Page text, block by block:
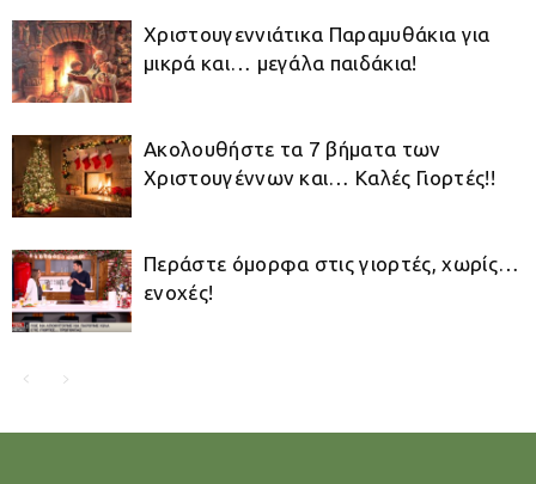
Χριστουγεννιάτικα Παραμυθάκια για
μικρά και… μεγάλα παιδάκια!
Ακολουθήστε τα 7 βήματα των
Χριστουγέννων και… Καλές Γιορτές!!
Περάστε όμορφα στις γιορτές, χωρίς…
ενοχές!